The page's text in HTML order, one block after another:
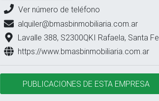
Ver número de teléfono
alquiler@bmasbinmobiliaria.com.ar
Lavalle 388, S2300QKI Rafaela, Santa Fe
https://www.bmasbinmobiliaria.com.ar
PUBLICACIONES DE ESTA EMPRESA